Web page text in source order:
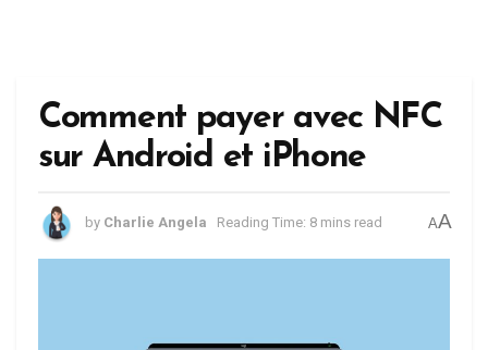
Comment payer avec NFC
sur Android et iPhone
by Charlie Angela Reading Time: 8 mins read AA